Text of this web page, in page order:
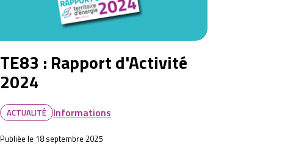
TE83 : Rapport d'Activité
2024
ACTUALITÉ Informations
Publiée le 18 septembre 2025